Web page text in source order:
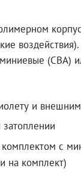
(СВА)
и
с
на комплект)